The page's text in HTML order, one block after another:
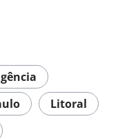
Litoral